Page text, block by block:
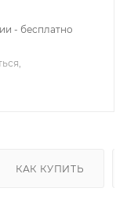
- бесплатно
КАК КУПИТЬ